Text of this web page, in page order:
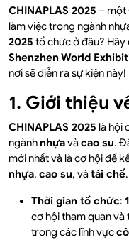
CHINAPLAS 2025 – một
làm việc trong ngành
2025 tổ chức ở đâu? Hãy
Shenzhen World
nơi sẽ diễn ra sự kiện này!
1. Giới thiệu
CHINAPLAS 2025 là hội
ngành nhựavàcao su.
mới nhất và là cơ hội để
nhựa, cao su, vàtái chế.
Thời gian tổ chức:
cơ hội tham quan và
trong các lĩnh vực